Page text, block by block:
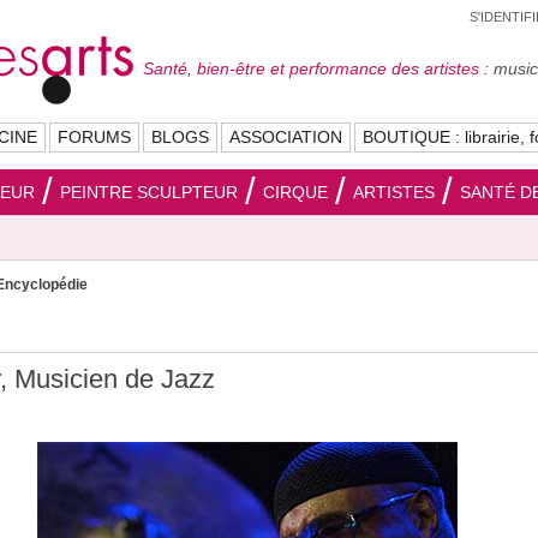
Santé, bien-être et performance des artistes :
FORUMS BLOGS ASSOCIATION BOUTIQUE : librairie,
PEINTRE SCULPTEUR CIRQUE ARTISTES SANTÉ
Musicien de Jazz